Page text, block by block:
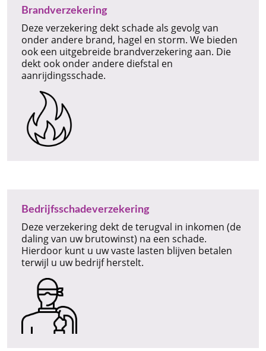
Brandverzekering
Deze verzekering dekt schade als gevolg van
onder andere brand, hagel en storm. We bieden
ook een uitgebreide brandverzekering aan. Die
dekt ook onder andere diefstal en
aanrijdingsschade.
Bedrijfsschadeverzekering
Deze verzekering dekt de terugval in inkomen (de
daling van uw brutowinst) na een schade.
Hierdoor kunt u uw vaste lasten blijven betalen
terwijl u uw bedrijf herstelt.